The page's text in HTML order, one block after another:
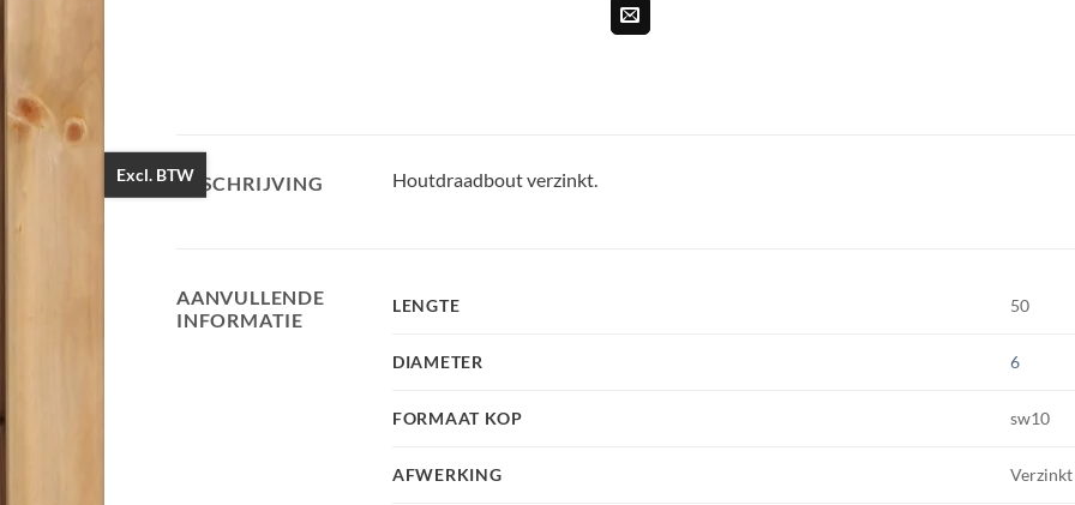
BESCHRIJVING Houtdraadbout verzinkt.
AANVULLENDE
INFORMATIE
LENGTE 50
DIAMETER 6
FORMAAT KOP sw10
AFWERKING
Excl. BTW